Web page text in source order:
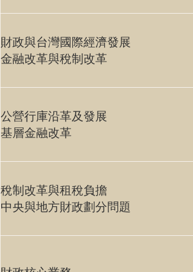
財政與台灣國際經濟發展
金融改革與稅制改革
公營行庫沿革及發展
基層金融改革
稅制改革與租稅負擔
中央與地方財政劃分問題